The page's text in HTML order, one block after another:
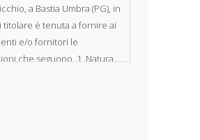
a Bastia Umbra (PG), in
titolare è tenuta a fornire ai
e/o fornitori le
che seguono. 1. Natura
Costituiscono
trattamento i Suoi dati